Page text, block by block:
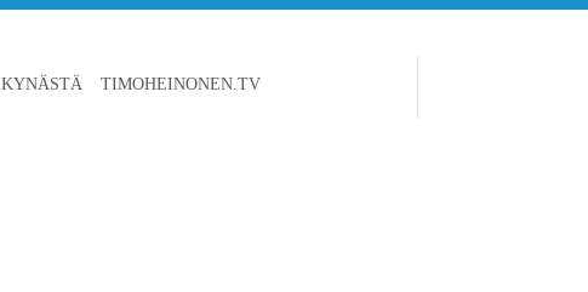
KYNÄSTÄ TIMOHEINONEN.TV